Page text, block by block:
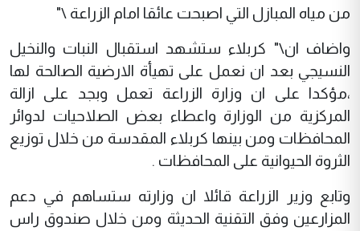
من مياه المبازل التي اصبحت عائقا امام الزراعة \"
واضاف ان\" كربلاء ستشهد استقبال النبات والنخيل
النسيجي بعد ان نعمل على تهيأة الارضية الصالحة لها
،مؤكدا على ان وزارة الزراعة تعمل وبجد على ازالة
المركزية من الوزارة واعطاء بعض الصلاحيات لدوائر
المحافظات ومن بينها كربلاء المقدسة من خلال توزيع
الثروة الحيوانية على المحافظات .
وتابع وزير الزراعة قائلا ان وزارته ستساهم في دعم
المزارعين وفق التقنية الحديثة ومن خلال صندوق راس